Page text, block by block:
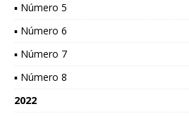
▪ Número 5
▪ Número 6
▪ Número 7
▪ Número 8
2022